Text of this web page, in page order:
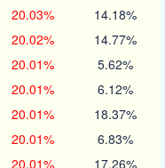
20.03% 14.18%
20.02% 14.77%
20.01% 5.62%
20.01% 6.12%
20.01% 18.37%
20.01% 6.83%
20.01% 17.26%